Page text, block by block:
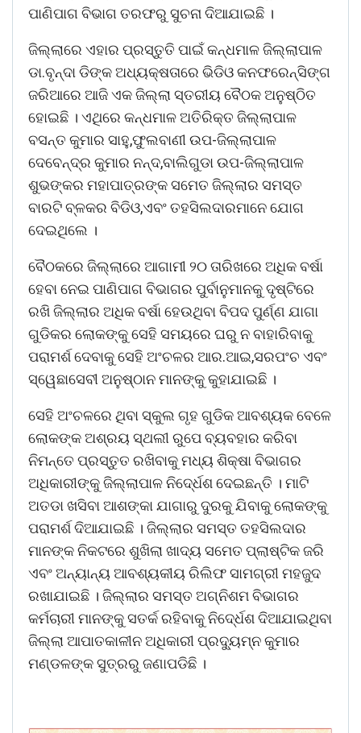
ପାଣିପାଗ ବିଭାଗ ତରଫରୁ ସୁଚନା ଦିଆଯାଇଛି ।
ଜିଲ୍ଲାରେ ଏହାର ପ୍ରସ୍ତୁତି ପାଇଁ କନ୍ଧମାଳ ଜିଲ୍ଲାପାଳ
ଡା.ବୃନ୍ଦା ଡିଙ୍କ ଅଧ୍ୟକ୍ଷତାରେ ଭିଡିଓ କନଫରେନ୍ସିଙ୍ଗ
ଜରିଆରେ ଆଜି ଏକ ଜିଲ୍ଲା ସ୍ତରୀୟ ବୈଠକ ଅନୁଷ୍ଠିତ
ହୋଇଛି । ଏଥିରେ କନ୍ଧମାଳ ଅତିରିକ୍ତ ଜିଲ୍ଲାପାଳ
ବସନ୍ତ କୁମାର ସାହୁ,ଫୁଲବାଣୀ ଉପ-ଜିଲ୍ଲାପାଳ
ଦେବେନ୍ଦ୍ର କୁମାର ନନ୍ଦ,ବାଲିଗୁଡା ଉପ-ଜିଲ୍ଲାପାଳ
ଶୁଭଙ୍କର ମହାପାତ୍ରଙ୍କ ସମେତ ଜିଲ୍ଲାର ସମସ୍ତ
ବାରଟି ବ୍ଳକର ବିଡିଓ,ଏବଂ ତହସିଲଦାରମାନେ ଯୋଗ
ଦେଇଥିଲେ ।
ବୈଠକରେ ଜିଲ୍ଲାରେ ଆଗାମୀ ୨୦ ତାରିଖରେ ଅଧିକ ବର୍ଷା
ହେବା ନେଇ ପାଣିପାଗ ବିଭାଗର ପୁର୍ବାନୁମାନକୁ ଦୃଷ୍ଟିରେ
ରଖି ଜିଲ୍ଲାର ଅଧିକ ବର୍ଷା ହେଉଥିବା ବିପଦ ପୁର୍ଣ୍ଣ ଯାଗା
ଗୁଡିକର ଲୋକଙ୍କୁ ସେହି ସମୟରେ ଘରୁ ନ ବାହାରିବାକୁ
ପରାମର୍ଶ ଦେବାକୁ ସେହି ଅଂଚଳର ଆର.ଆଇ,ସରପଂଚ ଏବଂ
ସ୍ୱେଛାସେବୀ ଅନୁଷ୍ଠାନ ମାନଙ୍କୁ କୁହାଯାଇଛି ।
ସେହି ଅଂଚଳରେ ଥିବା ସ୍କୁଲ ଗୃହ ଗୁଡିକ ଆବଶ୍ୟକ ବେଳେ
ଲୋକଙ୍କ ଅଶ୍ରୟ ସ୍ଥଲୀ ରୁପେ ବ୍ୟବହାର କରିବା
ନିମନ୍ତେ ପ୍ରସ୍ତୁତ ରଖିବାକୁ ମଧ୍ୟ ଶିକ୍ଷା ବିଭାଗର
ଅଧିକାରୀଙ୍କୁ ଜିଲ୍ଲାପାଳ ନିଦେ୍ର୍ଧଶ ଦେଇଛନ୍ତି । ମାଟି
ଅତଡା ଖସିବା ଆଶଙ୍କା ଯାଗାରୁ ଦୁରକୁ ଯିବାକୁ ଲୋକଙ୍କୁ
ପରାମର୍ଶ ଦିଆଯାଇଛି । ଜିଲ୍ଲାର ସମସ୍ତ ତହସିଲଦାର
ମାନଙ୍କ ନିକଟରେ ଶୁଖିଲା ଖାଦ୍ୟ ସମେତ ପ୍ଲାଷ୍ଟିକ ଜରି
ଏବଂ ଅନ୍ୟାନ୍ୟ ଆବଶ୍ୟକୀୟ ରିଲିଫ ସାମଗ୍ରୀ ମହଜୁଦ
ରଖାଯାଇଛି । ଜିଲ୍ଲାର ସମସ୍ତ ଅଗ୍ନିଶମ ବିଭାଗର
କର୍ମଚାରୀ ମାନଙ୍କୁ ସତର୍କ ରହିବାକୁ ନିଦେ୍ର୍ଧଶ ଦିଆଯାଇଥିବା
ଜିଲ୍ଲା ଆପାତକାଳୀନ ଅଧିକାରୀ ପ୍ରଦୁ୍ୟମ୍ନ କୁମାର
ମଣ୍ଡଳଙ୍କ ସୁତ୍ରରୁ ଜଣାପଡିଛି ।